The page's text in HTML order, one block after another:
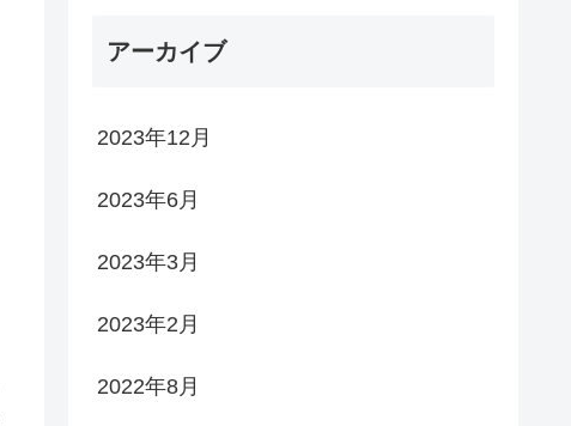
アーカイブ
2023年12月
2023年6月
2023年3月
2023年2月
2022年8月